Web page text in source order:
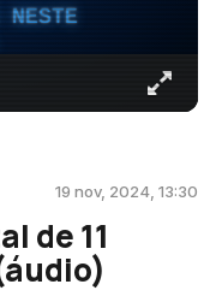
NESTE
19 nov, 2024, 13:30
de 11